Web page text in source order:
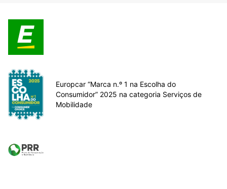
Europcar “Marca n.º 1 na Escolha do
Consumidor” 2025 na categoria Serviços de
Mobilidade